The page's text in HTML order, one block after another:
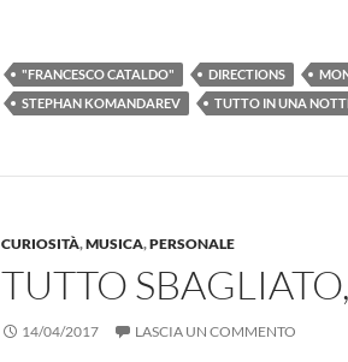
"FRANCESCO CATALDO" DIRECTIONS
STEPHAN KOMANDAREV
TUTTO IN UNA
CURIOSITÀ,MUSICA,PERSONALE
TUTTO
14/04/2017 LASCIA UN COMMENTO